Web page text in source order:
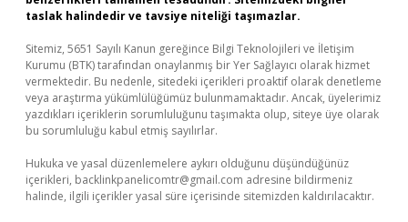
taslak halindedir ve tavsiye niteliği taşımazlar.
Sitemiz, 5651 Sayılı Kanun gereğince Bilgi Teknolojileri ve İletişim
Kurumu (BTK) tarafından onaylanmış bir Yer Sağlayıcı olarak hizmet
vermektedir. Bu nedenle, sitedeki içerikleri proaktif olarak denetleme
veya araştırma yükümlülüğümüz bulunmamaktadır. Ancak, üyelerimiz
yazdıkları içeriklerin sorumluluğunu taşımakta olup, siteye üye olarak
bu sorumluluğu kabul etmiş sayılırlar.
Hukuka ve yasal düzenlemelere aykırı olduğunu düşündüğünüz
içerikleri, backlinkpanelicomtr@gmail.com adresine bildirmeniz
halinde, ilgili içerikler yasal süre içerisinde sitemizden kaldırılacaktır.